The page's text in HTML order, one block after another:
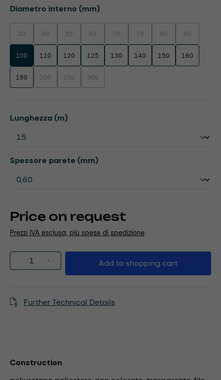
Price on request
Prezzi IVA esclusa, più spese di spedizione
Select
Diametro interno (mm)
32(This option is currently unavailable.)
40(This option is currently unavailable.)
50(This option is currently unavailable.)
60(This option is currently unavailable.)
70(This option is currently unavailable.)
75(This option is currently
80(This option is
90(This option
100 110 120 125 130 140 150 160
180 200(This option is currently unavailable.)
250(This option is currently unavailable.)
300(This option is currently unavailable.)
Select
Lunghezza (m)
Select
Spessore parete (mm)
Product Quantity: Enter the desired
Add to shopping cart
Further Technical Details
Construction